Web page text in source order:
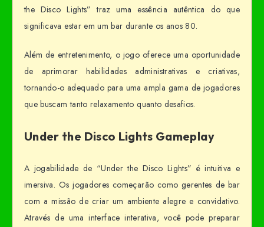
the Disco Lights” traz uma essência autêntica do que
significava estar em um bar durante os anos 80.
Além de entretenimento, o jogo oferece uma oportunidade
de aprimorar habilidades administrativas e criativas,
tornando-o adequado para uma ampla gama de jogadores
que buscam tanto relaxamento quanto desafios.
Under the Disco Lights Gameplay
A jogabilidade de “Under the Disco Lights” é intuitiva e
imersiva. Os jogadores começarão como gerentes de bar
com a missão de criar um ambiente alegre e convidativo.
Através de uma interface interativa, você pode preparar